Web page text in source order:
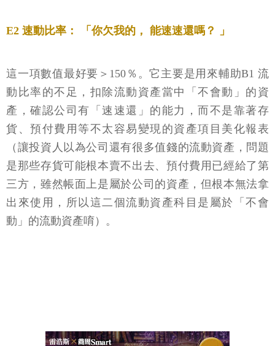
E2 速動比率： 「你欠我的， 能速速還嗎？ 」
這一項數值最好要＞150％。它主要是用來輔助B1 流
動比率的不足，扣除流動資產當中「不會動」的資
產，確認公司有「速速還」的能力，而不是靠著存
貨、預付費用等不太容易變現的資產項目美化報表
（讓投資人以為公司還有很多值錢的流動資產，問題
是那些存貨可能根本賣不出去、預付費用已經給了第
三方，雖然帳面上是屬於公司的資產，但根本無法拿
出來使用，所以這二個流動資產科目是屬於「不會
動」的流動資產唷）。